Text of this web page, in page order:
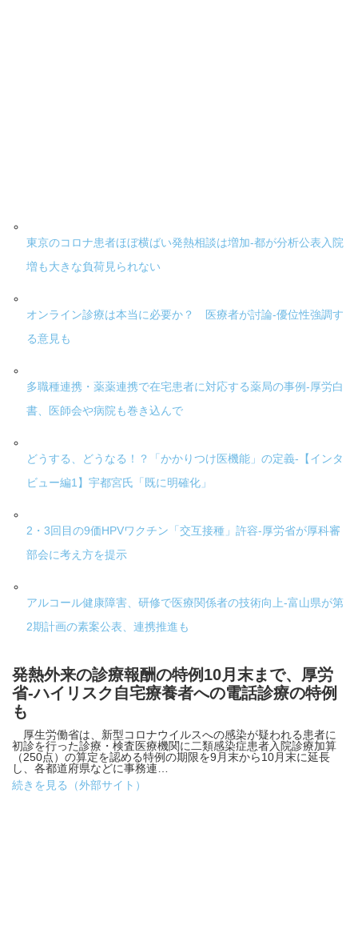
東京のコロナ患者ほぼ横ばい発熱相談は増加-都が分析公表入院
増も大きな負荷見られない
オンライン診療は本当に必要か？ 医療者が討論-優位性強調す
る意見も
多職種連携・薬薬連携で在宅患者に対応する薬局の事例-厚労白
書、医師会や病院も巻き込んで
どうする、どうなる！？「かかりつけ医機能」の定義-【インタ
ビュー編1】宇都宮氏「既に明確化」
2・3回目の9価HPVワクチン「交互接種」許容-厚労省が厚科審
部会に考え方を提示
アルコール健康障害、研修で医療関係者の技術向上-富山県が第
2期計画の素案公表、連携推進も
発熱外来の診療報酬の特例10月末まで、厚労
省-ハイリスク自宅療養者への電話診療の特例
も
厚生労働省は、新型コロナウイルスへの感染が疑われる患者に
初診を行った診療・検査医療機関に二類感染症患者入院診療加算
（250点）の算定を認める特例の期限を9月末から10月末に延長
し、各都道府県などに事務連…
続きを見る（外部サイト）